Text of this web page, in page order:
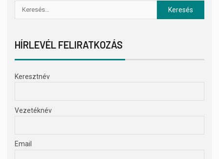
HÍRLEVÉL FELIRATKOZÁS
Keresztnév
Vezetéknév
Email